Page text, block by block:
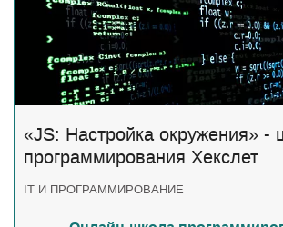
«JS: Настройка окружения» -
программирования Хекслет
IT И ПРОГРАММИРОВАНИЕ